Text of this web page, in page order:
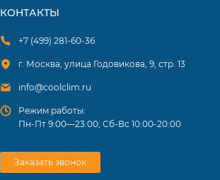
КОНТАКТЫ
+7 (499) 281-60-36
г. Москва, улица Годовикова, 9, стр. 13
info@coolclim.ru
Режим работы:
Пн-Пт 9:00—23:00; Сб-Вс 10:00-20:00
Заказать звонок